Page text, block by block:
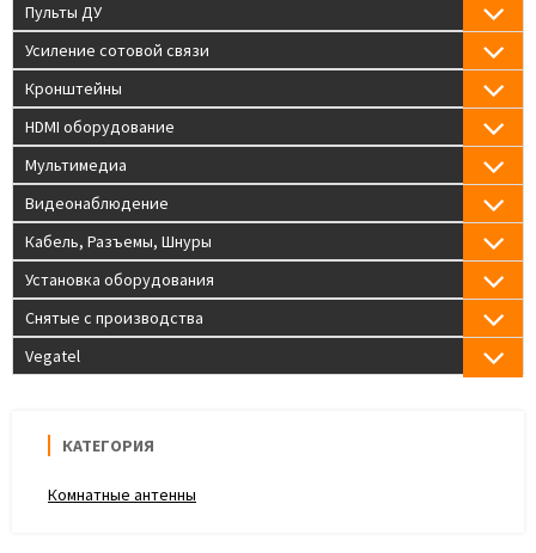
Пульты ДУ
Усиление сотовой связи
Кронштейны
HDMI оборудование
Мультимедиа
Видеонаблюдение
Кабель, Разъемы, Шнуры
Установка оборудования
Снятые с производства
Vegatel
КАТЕГОРИЯ
Комнатные антенны